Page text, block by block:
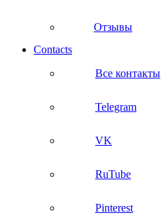
Отзывы
Contacts
Все контакты
Telegram
VK
RuTube
Pinterest